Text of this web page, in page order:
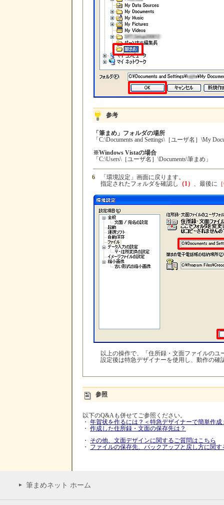
参考
「筆まめ」フォルダの場所
「C:\Documents and Settings\［ユーザ名］\My
※Windows Vistaの場合
「C:\Users\［ユーザ名］\Documents\筆まめ」
6
「環境設定」画面に戻ります。
指定されたフォルダを確認し
（1） 、最後に
以上の操作で、「住所録・文面ファイルの
設定後は特急デザイナーを使用し、動作の確
参照
以下のQ&Aも併せてご参照ください。
・ 年賀状を作るには？＜特急デザイナーで簡単作成
・ 作成した住所録・文面の保存先は？
・ その他、文面デザインに関するご質問はこちら
・ ファイルの保存先、バックアップと戻し方に関
筆まめネット ホーム